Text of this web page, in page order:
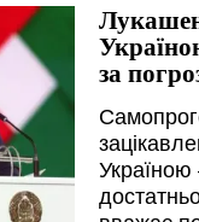
за
Україною